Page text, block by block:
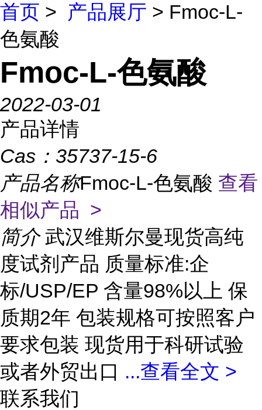
首页 > 产品展厅 > Fmoc-L-
色氨酸
Fmoc-L-色氨酸
2022-03-01
产品详情
Cas： 35737-15-6
产品名称Fmoc-L-色氨酸 查看
相似产品 >
简介 武汉维斯尔曼现货高纯
度试剂产品 质量标准:企
标/USP/EP 含量98%以上 保
质期2年 包装规格可按照客户
要求包装 现货用于科研试验
或者外贸出口 ...查看全文 >
联系我们